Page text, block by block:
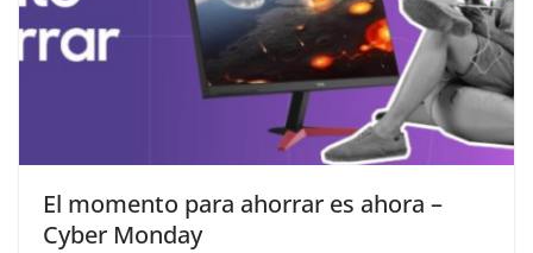
El momento para ahorrar es ahora –
Cyber Monday